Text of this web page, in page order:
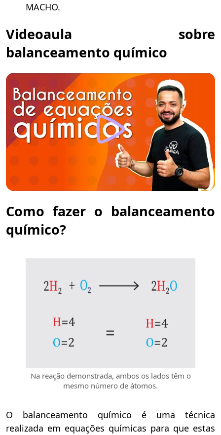
MACHO.
Videoaula sobre
balanceamento químico
Como fazer o balanceamento
químico?
Na reação demonstrada, ambos os lados têm o
mesmo número de átomos.
O balanceamento químico é uma técnica
realizada em equações químicas para que estas